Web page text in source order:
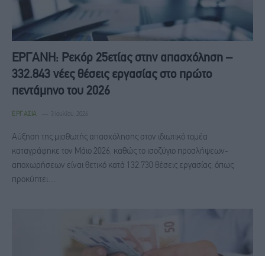
ΕΡΓΑΝΗ: Ρεκόρ 25ετίας στην απασχόληση –
332.843 νέες θέσεις εργασίας στο πρώτο
πεντάμηνο του 2026
ΕΡΓΑΣΊΑ 3 Ιουλίου, 2026
Αύξηση της μισθωτής απασχόλησης στον ιδιωτικό τομέα
καταγράφηκε τον Μάιο 2026, καθώς το ισοζύγιο προσλήψεων-
αποχωρήσεων είναι θετικό κατά 132.730 θέσεις εργασίας, όπως
προκύπτει…